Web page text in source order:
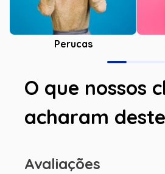
Perucas
O que nossos
acharam
Avaliações